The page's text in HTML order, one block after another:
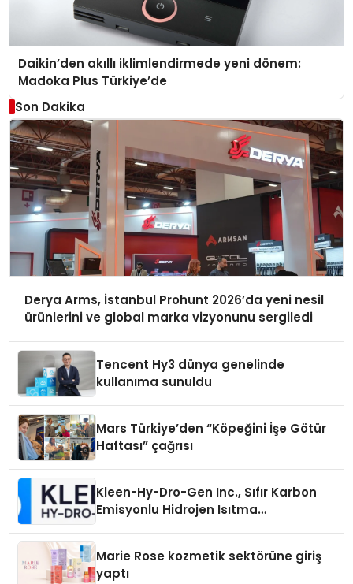
Daikin’den akıllı iklimlendirmede yeni dönem:
Madoka Plus Türkiye’de
Son Dakika
Derya Arms, İstanbul Prohunt 2026’da yeni nesil
ürünlerini ve global marka vizyonunu sergiledi
Tencent Hy3 dünya genelinde
kullanıma sunuldu
Mars Türkiye’den “Köpeğini İşe Götür
Haftası” çağrısı
Kleen-Hy-Dro-Gen Inc., Sıfır Karbon
Emisyonlu Hidrojen Isıtma
Marie Rose kozmetik sektörüne giriş
yaptı